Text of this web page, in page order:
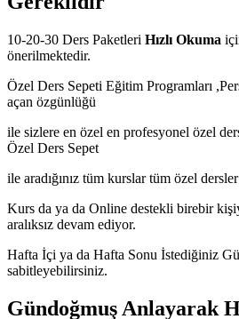
10-20-30 Ders Paketleri Hızlı Okuma
önerilmektedir.
Özel Ders Sepeti Eğitim Programları
açan özgünlüğü
ile sizlere en özel en profesyonel özel
Özel Ders Sepet
ile aradığınız tüm kurslar tüm özel
Kurs da ya da Online destekli birebir
aralıksız devam ediyor.
Hafta İçi ya da Hafta Sonu İstediğiniz
sabitleyebilirsiniz.
Gündoğmuş Anlayarak